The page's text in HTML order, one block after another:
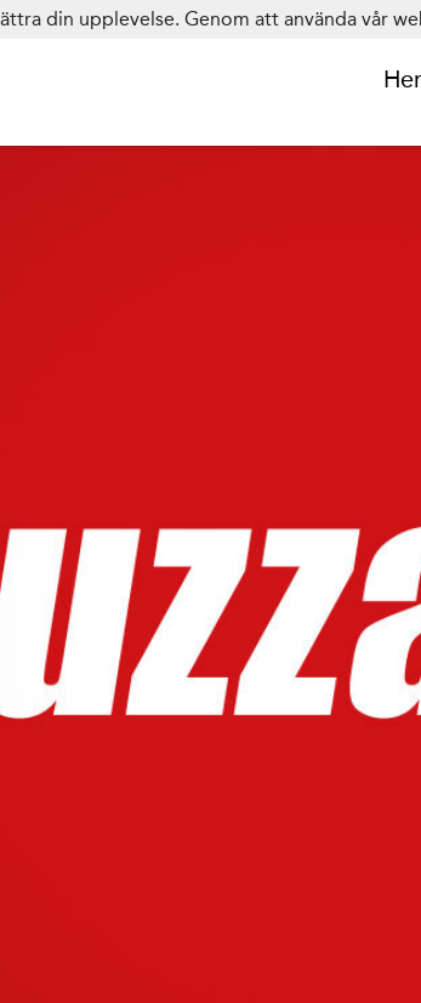
din upplevelse. Genom att använda vår